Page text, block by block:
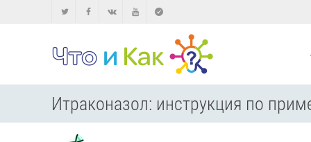
Итраконазол: инструкция по